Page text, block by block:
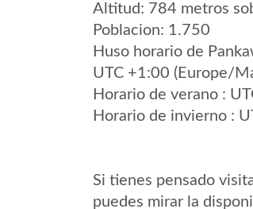
Altitud: 784 metros
Poblacion: 1.750
Huso horario de
UTC +1:00 (Europe/
Horario de verano :
Horario de invierno :
Si tienes pensado
puedes mirar la